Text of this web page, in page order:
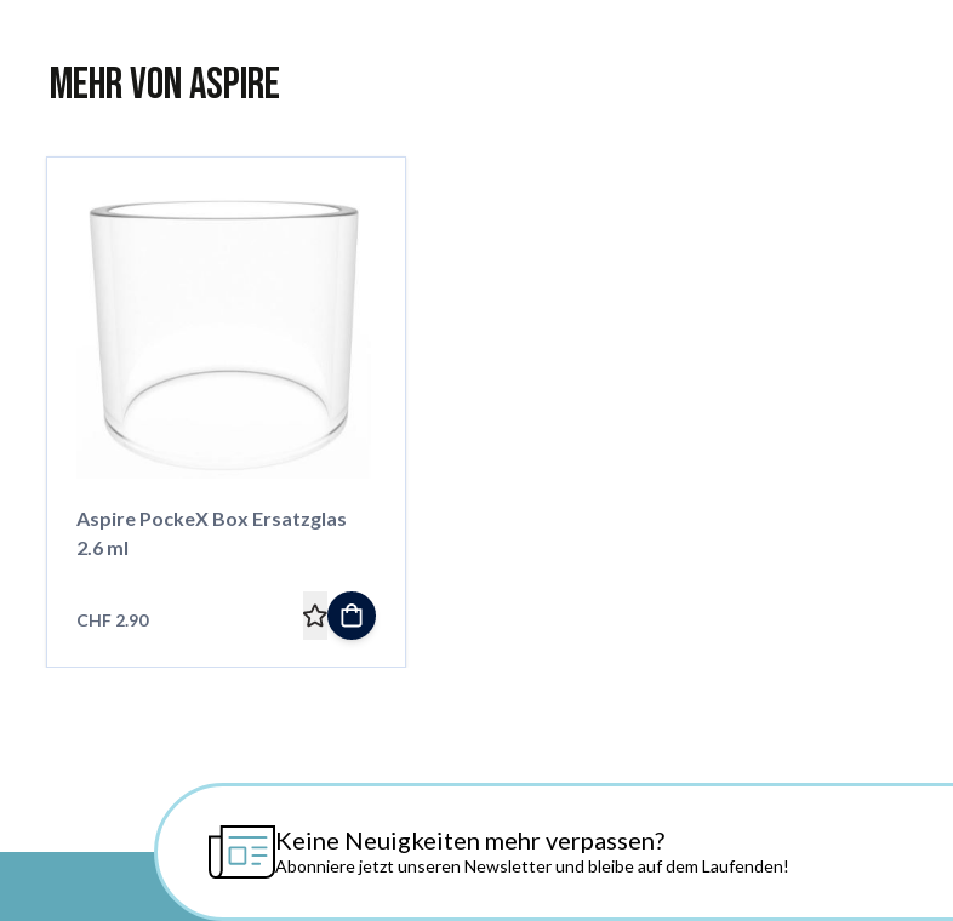
Mehr von Aspire
Aspire PockeX Box Ersatzglas
2.6 ml
CHF 2.90
Keine Neuigkeiten mehr verpassen?
Abonniere jetzt unseren Newsletter und bleibe auf dem Laufenden!